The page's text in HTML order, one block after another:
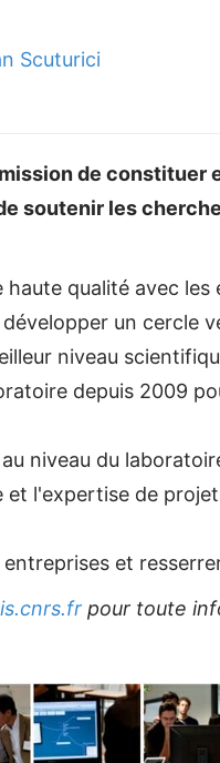
Scuturici
de constituer
soutenir les
qualité avec
un cercle
niveau
depuis 2009
niveau du
l'expertise de
et
pour toute